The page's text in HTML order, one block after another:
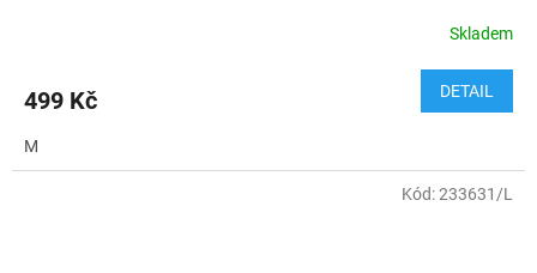
Skladem
499 Kč DETAIL
M
Kód:233631/L